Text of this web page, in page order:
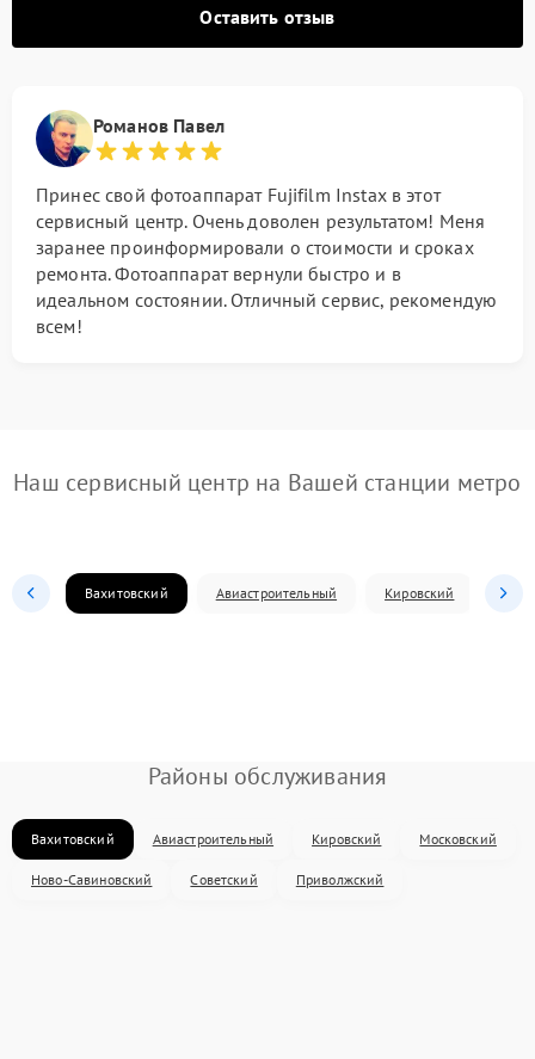
Оставить отзыв
Романов Павел
Принес свой фотоаппарат Fujifilm Instax в этот
сервисный центр. Очень доволен результатом! Меня
заранее проинформировали о стоимости и сроках
ремонта. Фотоаппарат вернули быстро и в
идеальном состоянии. Отличный сервис, рекомендую
всем!
Наш сервисный центр на Вашей станции метро
Вахитовский Авиастроительный Кировский
Районы обслуживания
Вахитовский Авиастроительный Кировский Московский
Ново-Савиновский Советский Приволжский